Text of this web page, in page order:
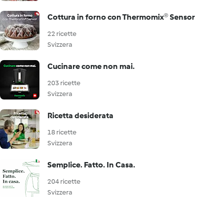
Cottura in forno con Thermomix® Sensor
22 ricette
Svizzera
Cucinare come non mai.
203 ricette
Svizzera
Ricetta desiderata
18 ricette
Svizzera
Semplice. Fatto. In Casa.
204 ricette
Svizzera